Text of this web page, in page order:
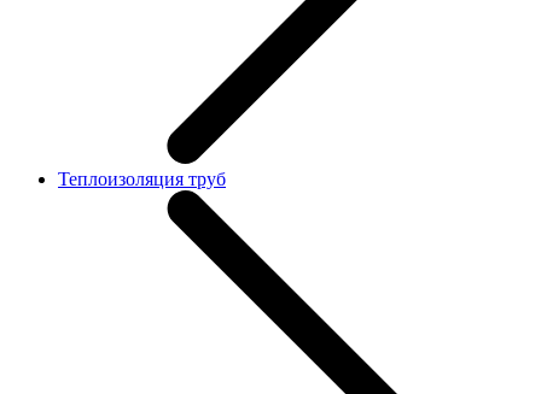
Теплоизоляция труб